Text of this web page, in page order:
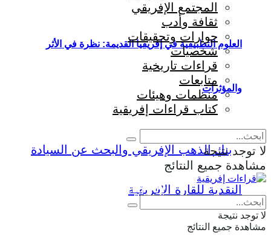
العلوم التطبيقية في إفريقيا القديمة: نظرة في الأثر
والمؤثرات
المجتمع الإفريقي
ثقافة وأدب
حوارات وتحقيقات
شخصيات
قراءات تاريخية
متابعات
منظمات وهيئات
كتاب قراءات إفريقية
لا توجد نتيجة
مشاهدة جميع النتائج
Eng Fr
لا توجد نتيجة
مشاهدة جميع النتائج